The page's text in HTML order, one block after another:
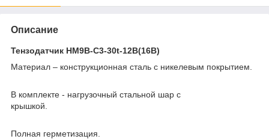
Описание
Тензодатчик HM9B-C3-30t-12B(16B)
Материал – конструкционная сталь с никелевым покрытием.
В комплекте - нагрузочный стальной шар с
крышкой.
Полная герметизация.